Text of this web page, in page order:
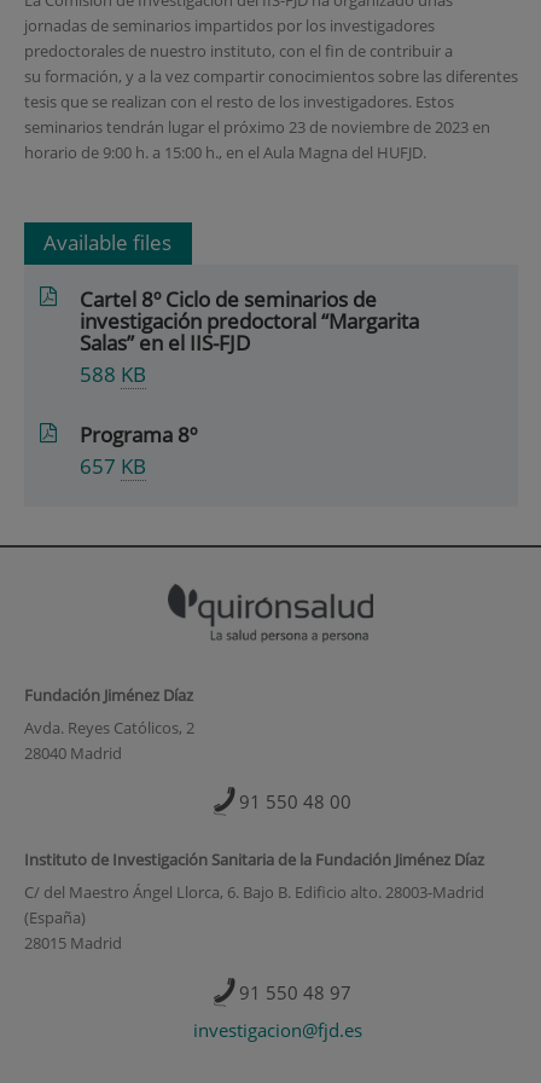
jornadas de seminarios impartidos por los investigadores
predoctorales de nuestro instituto, con el fin de contribuir a
su formación, y a la vez compartir conocimientos sobre las diferentes
tesis que se realizan con el resto de los investigadores. Estos
seminarios tendrán lugar el próximo 23 de noviembre de 2023 en
horario de 9:00 h. a 15:00 h., en el Aula Magna del HUFJD.
Available files
Cartel 8º Ciclo de seminarios de
investigación predoctoral “Margarita
Salas” en el IIS-FJD
588 KB
Programa 8º
657 KB
Fundación Jiménez Díaz
Avda. Reyes Católicos, 2
28040 Madrid
91 550 48 00
Instituto de Investigación Sanitaria de la Fundación Jiménez Díaz
C/ del Maestro Ángel Llorca, 6. Bajo B. Edificio alto. 28003-Madrid
(España)
28015 Madrid
91 550 48 97
investigacion@fjd.es